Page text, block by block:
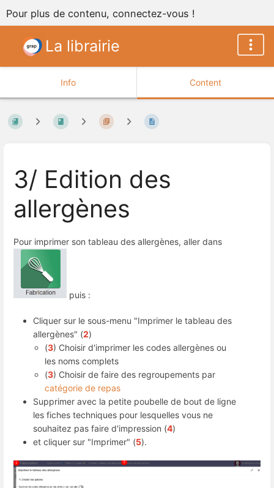
Pour plus de contenu, connectez-vous !
La librairie
Info Content
3/ Edition des
allergènes
Pour imprimer son tableau des allergènes, aller dans
puis :
Cliquer sur le sous-menu "Imprimer le tableau des
allergènes" (2)
(3) Choisir d'imprimer les codes allergènes ou
les noms complets
(3) Choisir de faire des regroupements par
catégorie de repas
Supprimer avec la petite poubelle de bout de ligne
les fiches techniques pour lesquelles vous ne
souhaitez pas faire d'impression (4)
et cliquer sur "Imprimer" (5).